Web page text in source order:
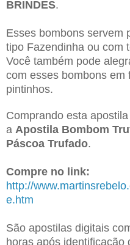
BRINDES.
Esses bombons servem
tipo Fazendinha ou com
Você também pode
com esses bombons em
pintinhos.
Comprando esta
a Apostila Bombom
Páscoa Trufado.
Compre no link:
http://
e.htm
São apostilas digitais
horas após identificação